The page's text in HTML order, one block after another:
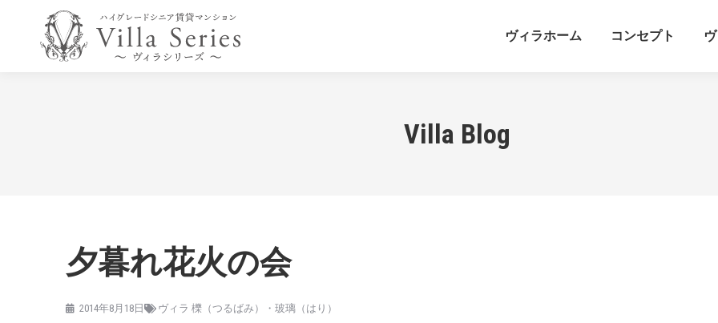
ヴィラホーム コンセプト
Villa Blog
夕暮れ花火の会
2014年8月18日 ヴィラ 櫟（つるばみ）・玻璃（はり）